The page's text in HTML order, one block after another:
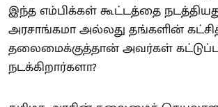
இந்த எம்பிக்கள் கூட்டத்தை
அரசாங்கமா அல்லது தங்களின்
தலைமைக்குத்தான் அவர்கள்
நடக்கிறார்களா?